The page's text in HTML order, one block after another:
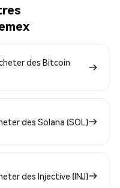
des Bitcoin
des Solana (SOL)
des Injective (INJ)